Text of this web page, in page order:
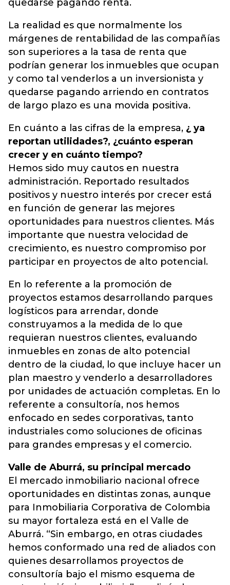
quedarse pagando renta.
La realidad es que normalmente los
márgenes de rentabilidad de las compañías
son superiores a la tasa de renta que
podrían generar los inmuebles que ocupan
y como tal venderlos a un inversionista y
quedarse pagando arriendo en contratos
de largo plazo es una movida positiva.
En cuánto a las cifras de la empresa, ¿ ya
reportan utilidades?, ¿cuánto esperan
crecer y en cuánto tiempo?
Hemos sido muy cautos en nuestra
administración. Reportado resultados
positivos y nuestro interés por crecer está
en función de generar las mejores
oportunidades para nuestros clientes. Más
importante que nuestra velocidad de
crecimiento, es nuestro compromiso por
participar en proyectos de alto potencial.
En lo referente a la promoción de
proyectos estamos desarrollando parques
logísticos para arrendar, donde
construyamos a la medida de lo que
requieran nuestros clientes, evaluando
inmuebles en zonas de alto potencial
dentro de la ciudad, lo que incluye hacer un
plan maestro y venderlo a desarrolladores
por unidades de actuación completas. En lo
referente a consultoría, nos hemos
enfocado en sedes corporativas, tanto
industriales como soluciones de oficinas
para grandes empresas y el comercio.
Valle de Aburrá, su principal mercado
El mercado inmobiliario nacional ofrece
oportunidades en distintas zonas, aunque
para Inmobiliaria Corporativa de Colombia
su mayor fortaleza está en el Valle de
Aburrá. “Sin embargo, en otras ciudades
hemos conformado una red de aliados con
quienes desarrollamos proyectos de
consultoría bajo el mismo esquema de